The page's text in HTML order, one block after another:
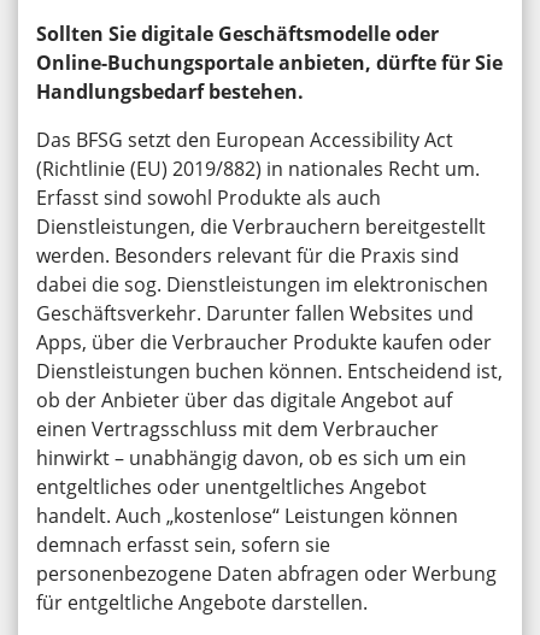
Sollten Sie digitale Geschäftsmodelle oder
Online-Buchungsportale anbieten, dürfte für Sie
Handlungsbedarf bestehen.
Das BFSG setzt den European Accessibility Act
(Richtlinie (EU) 2019/882) in nationales Recht um.
Erfasst sind sowohl Produkte als auch
Dienstleistungen, die Verbrauchern bereitgestellt
werden. Besonders relevant für die Praxis sind
dabei die sog. Dienstleistungen im elektronischen
Geschäftsverkehr. Darunter fallen Websites und
Apps, über die Verbraucher Produkte kaufen oder
Dienstleistungen buchen können. Entscheidend ist,
ob der Anbieter über das digitale Angebot auf
einen Vertragsschluss mit dem Verbraucher
hinwirkt – unabhängig davon, ob es sich um ein
entgeltliches oder unentgeltliches Angebot
handelt. Auch „kostenlose“ Leistungen können
demnach erfasst sein, sofern sie
personenbezogene Daten abfragen oder Werbung
für entgeltliche Angebote darstellen.